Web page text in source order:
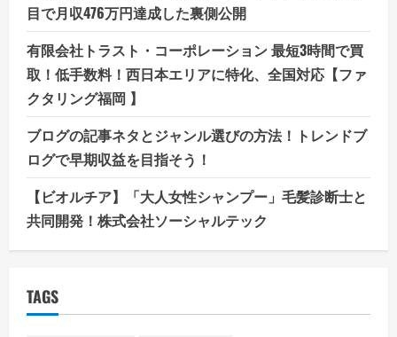
目で月収476万円達成した裏側公開
有限会社トラスト・コーポレーション 最短3時間で買
取！低手数料！西日本エリアに特化、全国対応【ファ
クタリング福岡 】
ブログの記事ネタとジャンル選びの方法！トレンドブ
ログで早期収益を目指そう！
【ビオルチア】「大人女性シャンプー」毛髪診断士と
共同開発！株式会社ソーシャルテック
TAGS